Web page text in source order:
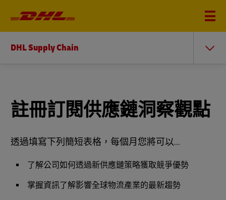
DHL Supply Chain
註冊訂閱供應鏈洞察觀點
透過填寫下列簡短表格，每個月您將可以...
了解公司如何透過新供應鏈策略獲取競爭優勢
掌握資訊了解影響全球物流產業的最新趨勢